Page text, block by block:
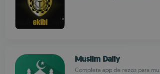
Muslim Daily
Completa app de rezos para